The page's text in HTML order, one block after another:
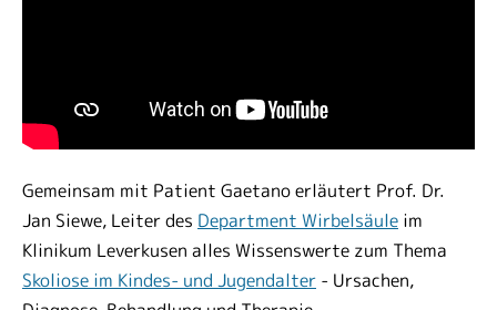
Gemeinsam mit Patient Gaetano erläutert Prof. Dr.
Jan Siewe, Leiter des Department Wirbelsäule im
Klinikum Leverkusen alles Wissenswerte zum Thema
Skoliose im Kindes- und Jugendalter - Ursachen,